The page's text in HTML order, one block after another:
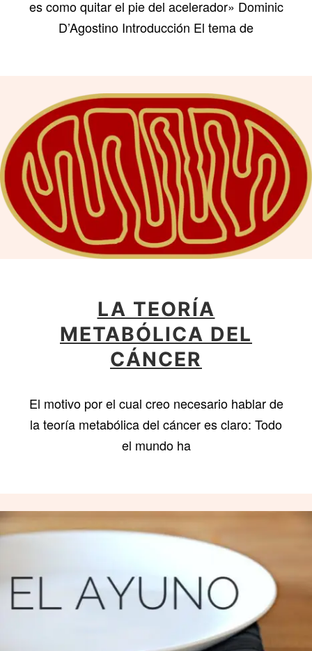
es como quitar el pie del acelerador» Dominic
D’Agostino Introducción El tema de
LA TEORÍA
METABÓLICA DEL
CÁNCER
El motivo por el cual creo necesario hablar de
la teoría metabólica del cáncer es claro: Todo
el mundo ha